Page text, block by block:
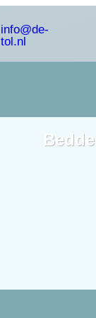
info@de-
tol.nl